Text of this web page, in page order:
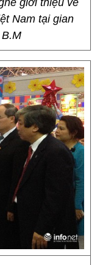
giới thiệu về
Nam tại gian